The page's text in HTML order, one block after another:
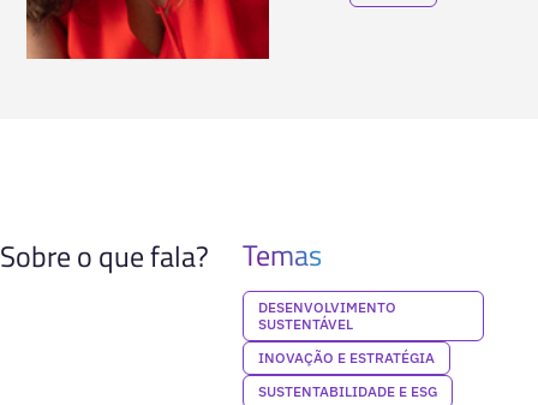
Sobre o que fala? Temas
DESENVOLVIMENTO
SUSTENTÁVEL
INOVAÇÃO E ESTRATÉGIA
SUSTENTABILIDADE E ESG